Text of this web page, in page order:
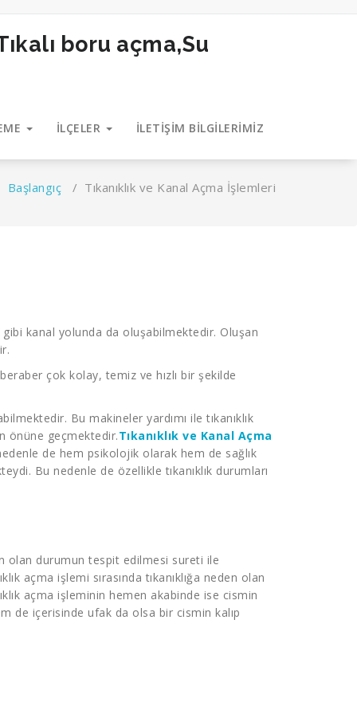
İLÇELER İLETİŞİM BİLGİLERİMİZ
Başlangıç / Tıkanıklık ve Kanal Açma İşlemleri
gibi kanal yolunda da oluşabilmektedir. Oluşan
çok kolay, temiz ve hızlı bir şekilde
Bu makineler yardımı ile tıkanıklık
önüne geçmektedir.Tıkanıklık ve Kanal Açma
de hem psikolojik olarak hem de sağlık
Bu nedenle de özellikle tıkanıklık durumları
olan durumun tespit edilmesi sureti ile
açma işlemi sırasında tıkanıklığa neden olan
açma işleminin hemen akabinde ise cismin
de içerisinde ufak da olsa bir cismin kalıp